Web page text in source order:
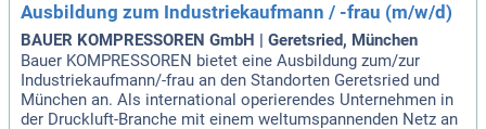
Ausbildung zum Industriekaufmann / -frau (m/w/d)
BAUER KOMPRESSOREN GmbH | Geretsried, München
Bauer KOMPRESSOREN bietet eine Ausbildung zum/zur
Industriekaufmann/-frau an den Standorten Geretsried und
München an. Als international operierendes Unternehmen in
der Druckluft-Branche mit einem weltumspannenden Netz an